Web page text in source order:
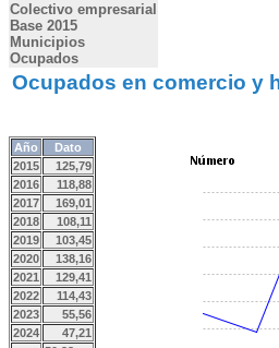
Colectivo empresarial
Base 2015
Municipios
Ocupados
Ocupados en comercio y
Año
Dato
2015
125,79
2016
118,88
2017
169,01
2018
108,11
2019
103,45
2020
138,16
2021
129,41
2022
114,43
2023
55,56
2024
47,21